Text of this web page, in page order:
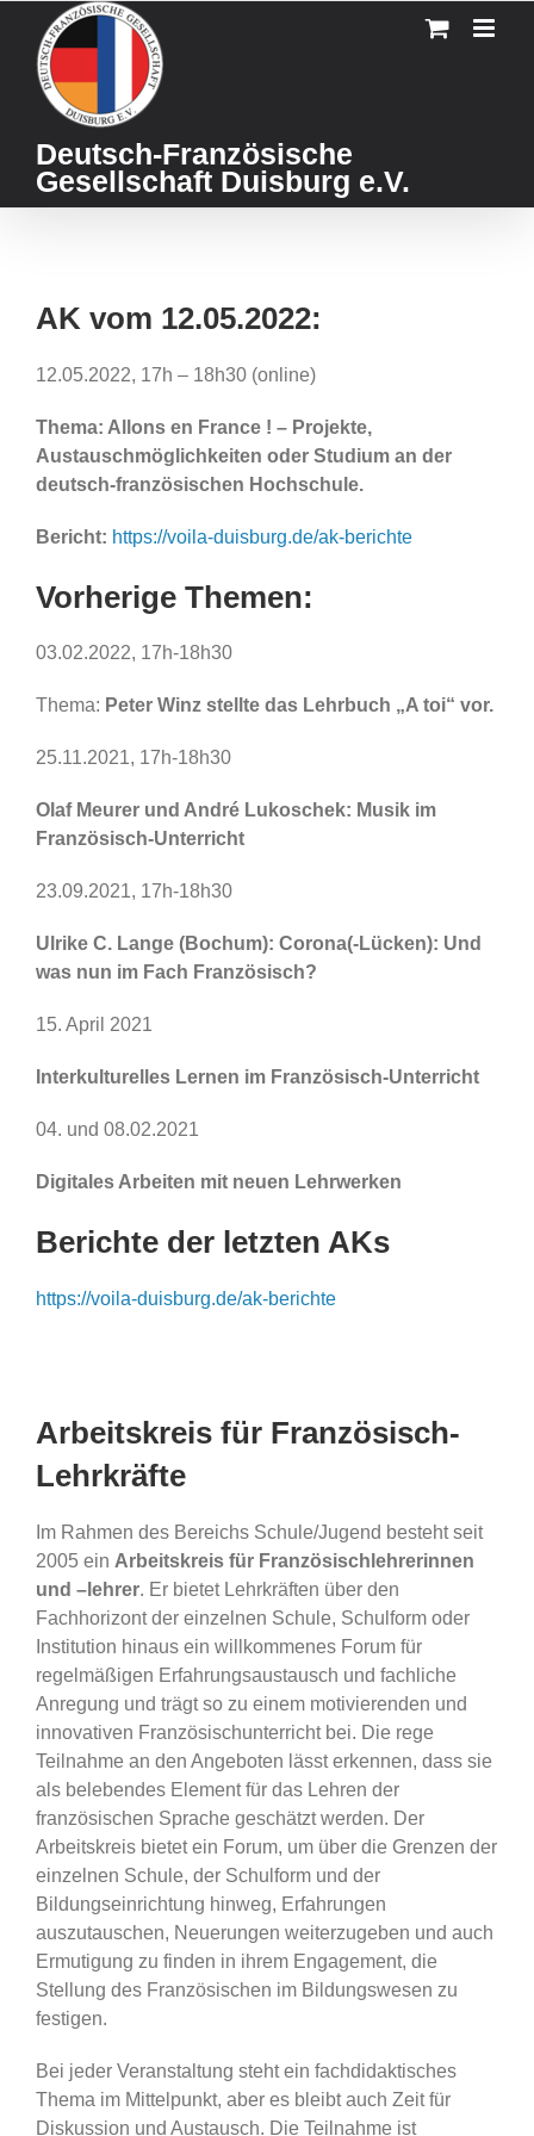
content
Deutsch-Französische
Gesellschaft Duisburg e.V.
AK vom 12.05.2022:
12.05.2022, 17h – 18h30 (online)
Thema: Allons en France ! – Projekte,
Austauschmöglichkeiten oder Studium an der
deutsch-französischen Hochschule.
Bericht: https://voila-duisburg.de/ak-berichte
Vorherige Themen:
03.02.2022, 17h-18h30
Thema: Peter Winz stellte das Lehrbuch „A toi“ vor.
25.11.2021, 17h-18h30
Olaf Meurer und André Lukoschek: Musik im
Französisch-Unterricht
23.09.2021, 17h-18h30
Ulrike C. Lange (Bochum): Corona(-Lücken): Und
was nun im Fach Französisch?
15. April 2021
Interkulturelles Lernen im Französisch-Unterricht
04. und 08.02.2021
Digitales Arbeiten mit neuen Lehrwerken
Berichte der letzten AKs
https://voila-duisburg.de/ak-berichte
Arbeitskreis für Französisch-
Lehrkräfte
Im Rahmen des Bereichs Schule/Jugend besteht seit
2005 ein Arbeitskreis für Französischlehrerinnen
und –lehrer. Er bietet Lehrkräften über den
Fachhorizont der einzelnen Schule, Schulform oder
Institution hinaus ein willkommenes Forum für
regelmäßigen Erfahrungsaustausch und fachliche
Anregung und trägt so zu einem motivierenden und
innovativen Französischunterricht bei. Die rege
Teilnahme an den Angeboten lässt erkennen, dass sie
als belebendes Element für das Lehren der
französischen Sprache geschätzt werden. Der
Arbeitskreis bietet ein Forum, um über die Grenzen der
einzelnen Schule, der Schulform und der
Bildungseinrichtung hinweg, Erfahrungen
auszutauschen, Neuerungen weiterzugeben und auch
Ermutigung zu finden in ihrem Engagement, die
Stellung des Französischen im Bildungswesen zu
festigen.
Bei jeder Veranstaltung steht ein fachdidaktisches
Thema im Mittelpunkt, aber es bleibt auch Zeit für
Diskussion und Austausch. Die Teilnahme ist